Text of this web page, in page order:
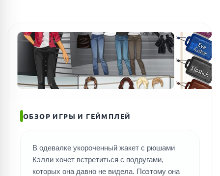
ОБЗОР ИГРЫ И ГЕЙМПЛЕЙ
В одевалке укороченный жакет с рюшами
Кэлли хочет встретиться с подругами,
которых она давно не видела. Поэтому она